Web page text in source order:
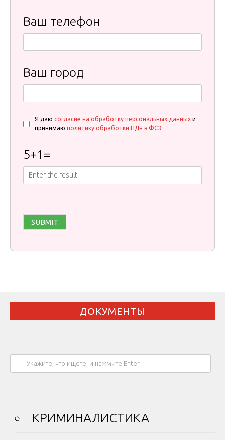
Ваш телефон
Ваш город
Я даю согласие на обработку персональных данных и
принимаю политику обработки ПДн в ФСЭ
5+1 =
ДОКУМЕНТЫ
КРИМИНАЛИСТИКА